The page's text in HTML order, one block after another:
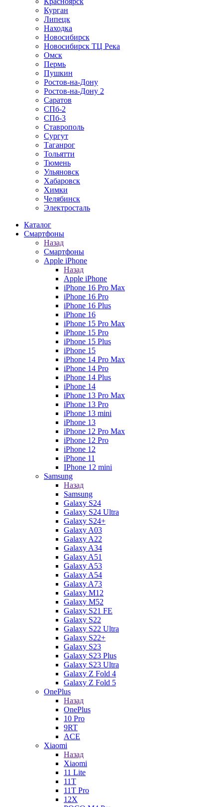
Курган
Липецк
Находка
Новосибирск
Новосибирск ТЦ Река
Омск
Пермь
Пушкин
Ростов-на-Дону
Ростов-на-Дону 2
Саратов
СПб-2
СПб-3
Ставрополь
Сургут
Таганрог
Тольятти
Тюмень
Ульяновск
Хабаровск
Химки
Челябинск
Электросталь
Каталог
Смартфоны
Назад
Смартфоны
Apple iPhone
Назад
Apple iPhone
iPhone 16 Pro Max
iPhone 16 Pro
iPhone 16 Plus
iPhone 16
iPhone 15 Pro Max
iPhone 15 Pro
iPhone 15 Plus
iPhone 15
iPhone 14 Pro Max
iPhone 14 Pro
iPhone 14 Plus
iPhone 14
iPhone 13 Pro Max
iPhone 13 Pro
iPhone 13 mini
iPhone 13
iPhone 12 Pro Max
iPhone 12 Pro
iPhone 12
iPhone 11
IPhone 12 mini
Samsung
Назад
Samsung
Galaxy S24
Galaxy S24 Ultra
Galaxy S24+
Galaxy A03
Galaxy A22
Galaxy A34
Galaxy A51
Galaxy A53
Galaxy A54
Galaxy A73
Galaxy M12
Galaxy M52
Galaxy S21 FE
Galaxy S22
Galaxy S22 Ultra
Galaxy S22+
Galaxy S23
Galaxy S23 Plus
Galaxy S23 Ultra
Galaxy Z Fold 4
Galaxy Z Fold 5
OnePlus
Назад
OnePlus
10 Pro
9RT
ACE
Xiaomi
Назад
Xiaomi
11 Lite
11T
11T Pro
12X